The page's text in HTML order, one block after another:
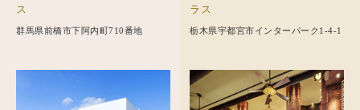
ス
群馬県前橋市下阿内町710番地
ラス
栃木県宇都宮市インターパーク1-4-1